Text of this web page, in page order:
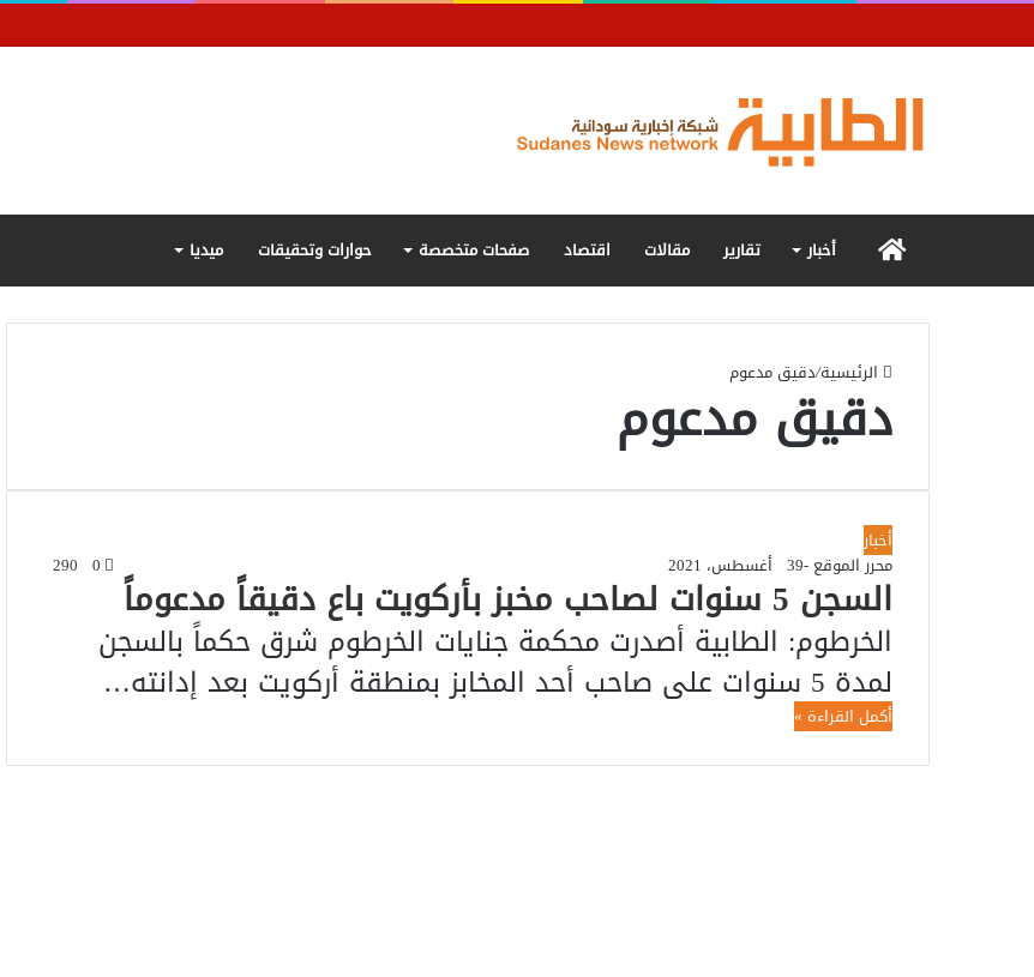
الرئيسيةأخبار تقارير مقالات اقتصاد صفحات متخصصة حوارات وتحقيقات ميديا
الرئيسية/دقيق مدعوم
دقيق مدعوم
أخبار
محرر الموقع -39 أغسطس، 2021 0
السجن 5 سنوات لصاحب مخبز بأركويت باع دقيقاً مدعوماً
الخرطوم: الطابية أصدرت محكمة جنايات الخرطوم شرق حكماً بالسجن
لمدة 5 سنوات على صاحب أحد المخابز بمنطقة أركويت بعد إدانته…
أكمل القراءة »